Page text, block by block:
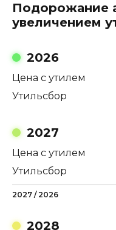
Подорожание
увеличением
2026
Цена с утилем
Утильсбор
2027
Цена с утилем
Утильсбор
2027 / 2026
2028